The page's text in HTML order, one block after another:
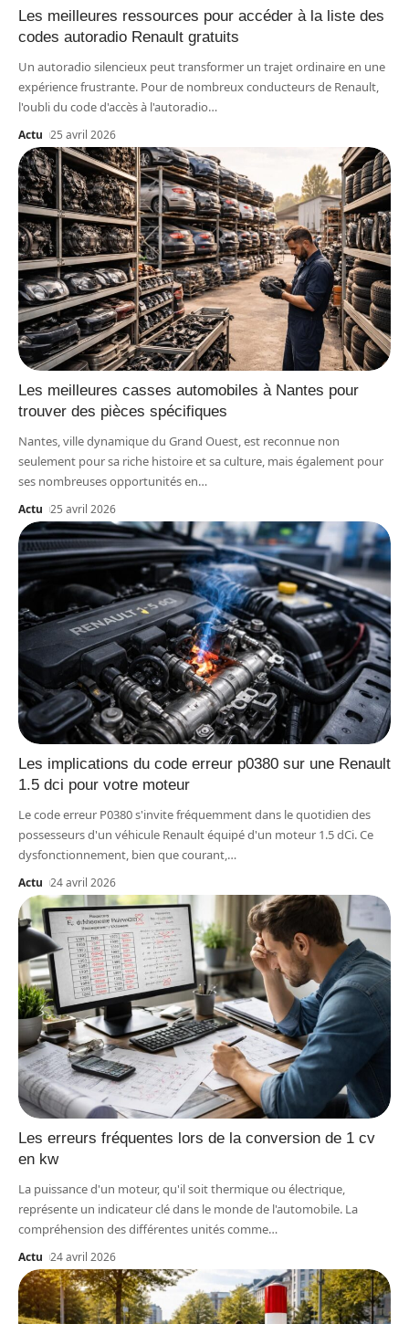
Les meilleures ressources pour accéder à la liste des
codes autoradio Renault gratuits
Un autoradio silencieux peut transformer un trajet ordinaire en une
expérience frustrante. Pour de nombreux conducteurs de Renault,
l'oubli du code d'accès à l'autoradio…
Actu 25 avril 2026
Les meilleures casses automobiles à Nantes pour
trouver des pièces spécifiques
Nantes, ville dynamique du Grand Ouest, est reconnue non
seulement pour sa riche histoire et sa culture, mais également pour
ses nombreuses opportunités en…
Actu 25 avril 2026
Les implications du code erreur p0380 sur une Renault
1.5 dci pour votre moteur
Le code erreur P0380 s'invite fréquemment dans le quotidien des
possesseurs d'un véhicule Renault équipé d'un moteur 1.5 dCi. Ce
dysfonctionnement, bien que courant,…
Actu 24 avril 2026
Les erreurs fréquentes lors de la conversion de 1 cv
en kw
La puissance d'un moteur, qu'il soit thermique ou électrique,
représente un indicateur clé dans le monde de l'automobile. La
compréhension des différentes unités comme…
Actu 24 avril 2026